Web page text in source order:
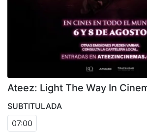
Ateez: Light The Way In
SUBTITULADA
07:00